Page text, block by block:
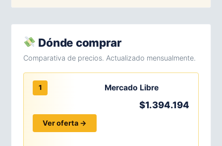
Dónde comprar
Comparativa de precios. Actualizado mensualmente.
1 Mercado Libre
$1.394.194
Ver oferta →